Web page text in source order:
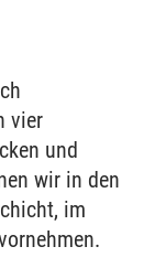
vier
und
wir in den
im